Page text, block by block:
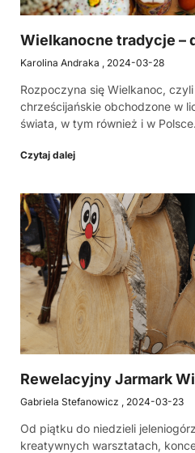
Wielkanocne tradycje –
Karolina Andraka 2024-03-28
Rozpoczyna się Wielkanoc,
chrześcijańskie obchodzone w
świata, w tym również i w
Czytaj dalej
Rewelacyjny Jarmark
Gabriela Stefanowicz 2024-03-23
Od piątku do niedzieli
kreatywnych warsztatach,